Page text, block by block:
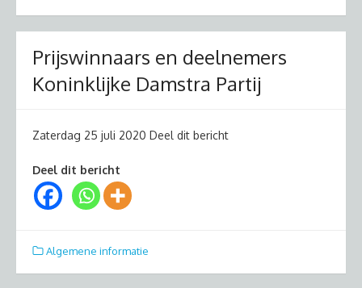
Prijswinnaars en deelnemers
Koninklijke Damstra Partij
Zaterdag 25 juli 2020 Deel dit bericht
Deel dit bericht
Algemene informatie